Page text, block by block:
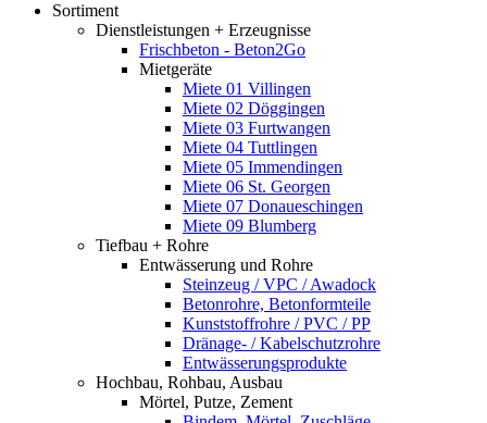
Sortiment
Dienstleistungen + Erzeugnisse
Frischbeton - Beton2Go
Mietgeräte
Miete 01 Villingen
Miete 02 Döggingen
Miete 03 Furtwangen
Miete 04 Tuttlingen
Miete 05 Immendingen
Miete 06 St. Georgen
Miete 07 Donaueschingen
Miete 09 Blumberg
Tiefbau + Rohre
Entwässerung und Rohre
Steinzeug / VPC / Awadock
Betonrohre, Betonformteile
Kunststoffrohre / PVC / PP
Dränage- / Kabelschutzrohre
Entwässerungsprodukte
Hochbau, Rohbau, Ausbau
Mörtel, Putze, Zement